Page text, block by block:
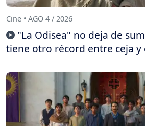
Cine • AGO 4 / 2026
"La Odisea" no deja de
tiene otro récord entre ceja y